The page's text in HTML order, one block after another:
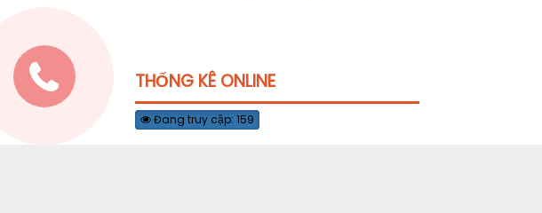
THỐNG KÊ ONLINE
Đang truy cập: 159